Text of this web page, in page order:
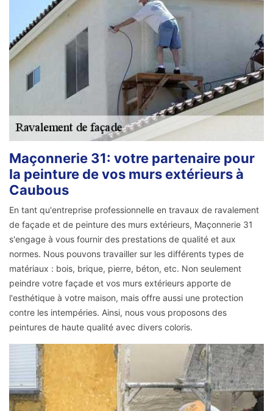
Maçonnerie 31: votre partenaire pour
la peinture de vos murs extérieurs à
Caubous
En tant qu'entreprise professionnelle en travaux de ravalement
de façade et de peinture des murs extérieurs, Maçonnerie 31
s'engage à vous fournir des prestations de qualité et aux
normes. Nous pouvons travailler sur les différents types de
matériaux : bois, brique, pierre, béton, etc. Non seulement
peindre votre façade et vos murs extérieurs apporte de
l'esthétique à votre maison, mais offre aussi une protection
contre les intempéries. Ainsi, nous vous proposons des
peintures de haute qualité avec divers coloris.